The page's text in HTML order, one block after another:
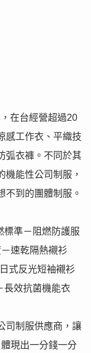
在台經營超過20
感工作衣、平織技
弧衣褲。不同於其
機能性公司制服，
不到的團體制服。
標準－阻燃防護服
速乾隔熱襯衫
式反光短袖襯衫
長效抗菌機能衣
司制服供應商，讓
現出一分錢一分